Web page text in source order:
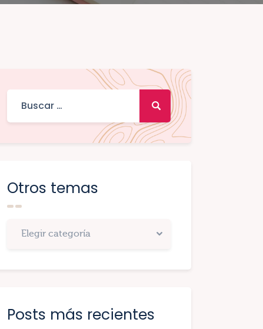
Otros temas
Posts más recientes